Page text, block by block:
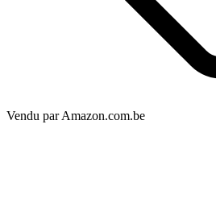
Vendu parAmazon.com.be